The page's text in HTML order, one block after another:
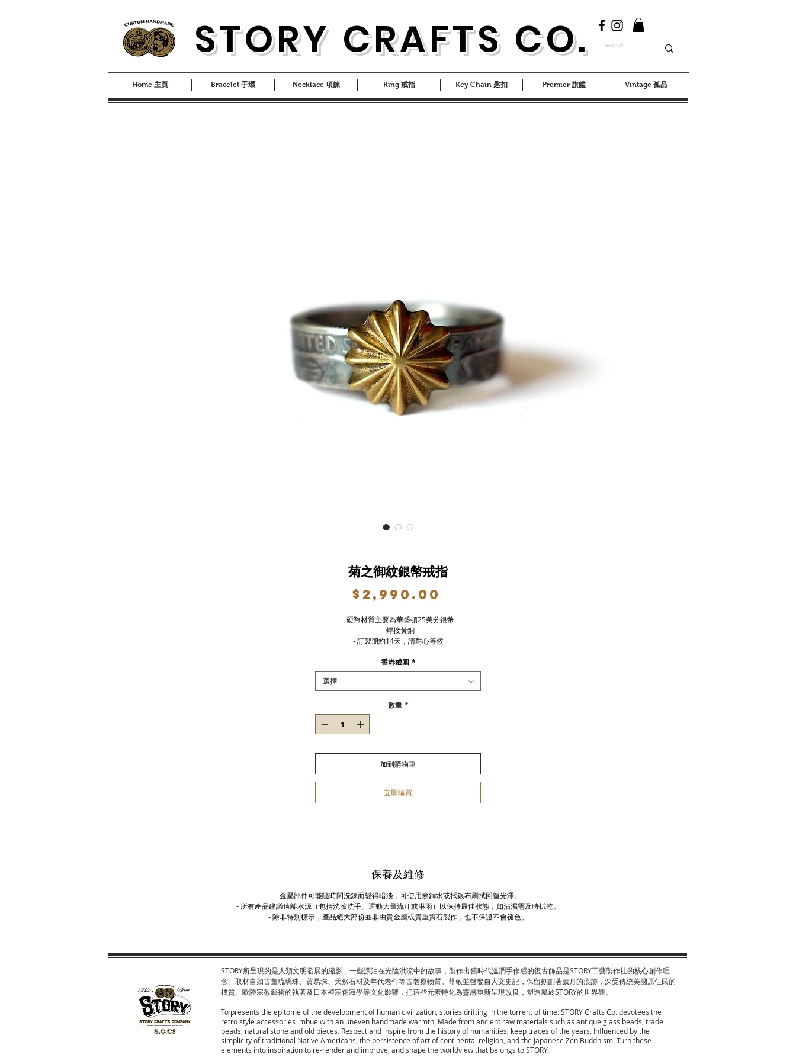
STORY CRAFTS CO.
Home 主頁 Bracelet 手環 Necklace 項鍊 Ring 戒指 Key Chain 匙扣 Premier 旗艦 Vintage 孤品
菊之御紋銀幣戒指
$2,990.00
- 硬幣材質主要為華盛頓25美分銀幣
- 焊接黃銅
- 訂製期約14天，請耐心等候
香港戒圍 *
選擇
數量 *
加到購物車
立即購買
保養及維修
-金屬部件可能隨時間洗鍊而變得暗淡，可使用擦銅水或拭銀布刷拭回復光澤。
- 所有產品建議遠離水源（包括洗臉洗手、運動大量流汗或淋雨）以保持最佳狀態，如沾濕需及時拭乾。
-除非特別標示， 產品絕大部份並非由貴金屬或貴重寶石製作，也不保證不會褪色。
STORY所呈現的是人類文明發展的縮影，一些漂泊在光陰洪流中的故事，製作出舊時代溫潤手作感的復古飾品是STORY工藝製作社的核心創作理
念。取材自如古董琉璃珠、貿易珠、天然石材及年代老件等古老原物質。尊敬並啓發自人文史記，保留刻劃著歲月的痕跡，深受傳統美國原住民的
樸質、歐陸宗教藝術的執著及日本禪宗侘寂學等文化影響，把這些元素轉化為靈感重新呈現改良，塑造屬於STORY的世界觀。
To presents the epitome of the development of human civilization, stories drifting in the torrent of time. STORY Crafts Co. devotees the
retro style accessories imbue with an uneven handmade warmth. Made from ancient raw materials such as antique glass beads, trade
beads, natural stone and old pieces. Respect and inspire from the history of humanities, keep traces of the years. Influenced by the
simplicity of traditional Native Americans, the persistence of art of continental religion, and the Japanese Zen Buddhism. Turn these
elements into inspiration to re-render and improve, and shape the worldview that belongs to STORY.